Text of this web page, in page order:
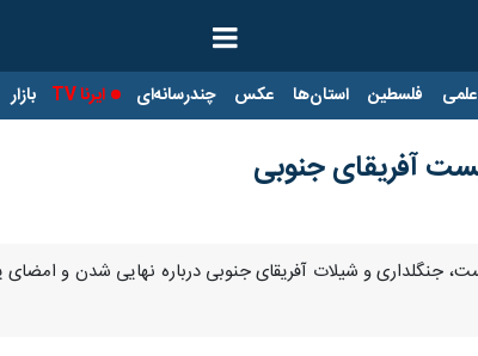
علمی فلسطین استان‌ها عکس چندرسانه‌ای ایرنا TV بازار
آفریقای جنوبی
جنگلداری و شیلات آفریقای جنوبی درباره نهایی شدن و